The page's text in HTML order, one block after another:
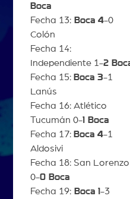
Boca
Fecha 13:Boca 4-0
Colón
Fecha 14:
Independiente 1-2
Fecha 15: Boca 3-1
Lanús
Fecha 16: Atlético
Tucumán 0-1 Boca
Fecha 17: Boca 4-1
Aldosivi
Fecha 18: San Lorenzo
0-0 Boca
Fecha 19:Boca 1-3